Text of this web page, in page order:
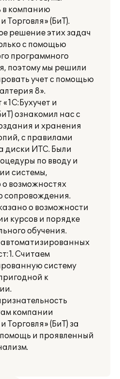
в компанию
Торговля» (БиТ).
решение этих задач
с помощью
программного
поэтому мы решили
учет с помощью
8».
и
ознакомил нас с
и хранения
с правилами
диски ИТС. Были
по вводу и
системы,
возможностях
сопровождения.
о возможности
курсов и порядке
обучения.
автоматизированных
Считаем
систему
к
компании
Торговля» (БиТ) за
и проявленный